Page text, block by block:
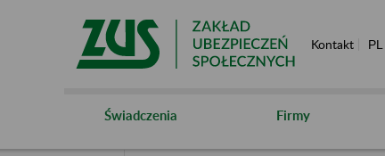
Kontakt
Świadczenia Firmy